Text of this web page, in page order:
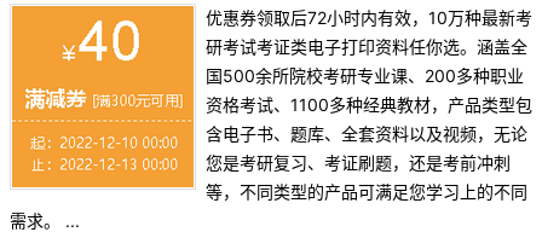
优惠券领取后72小时内有效，10万种最新考
研考试考证类电子打印资料任你选。涵盖全
国500余所院校考研专业课、200多种职业
资格考试、1100多种经典教材，产品类型包
含电子书、题库、全套资料以及视频，无论
您是考研复习、考证刷题，还是考前冲刺
等，不同类型的产品可满足您学习上的不同
需求。 ...